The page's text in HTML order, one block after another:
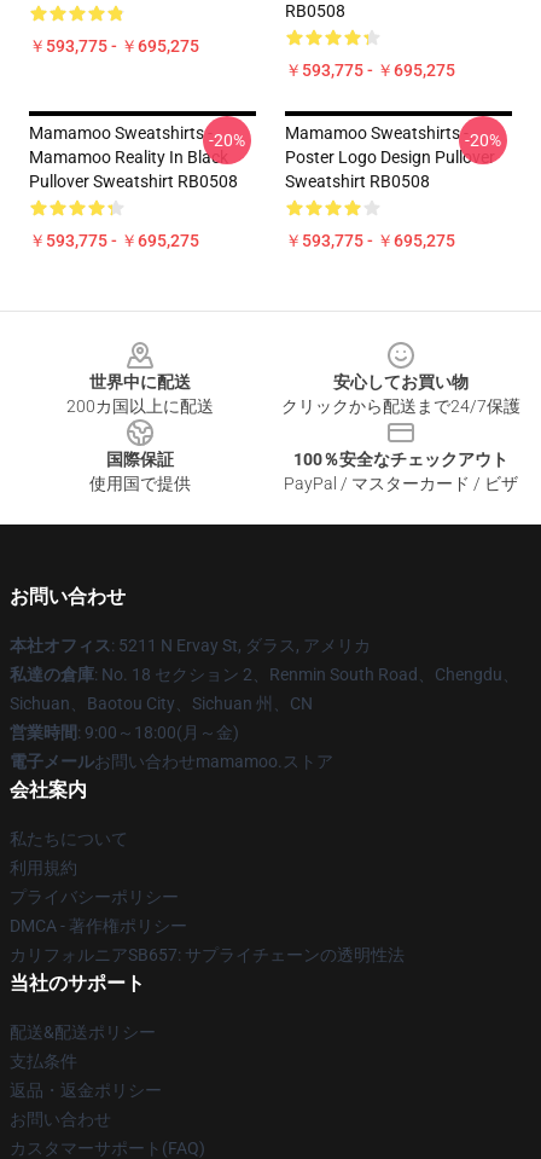
￥593,775 - ￥695,275
RB0508
￥593,775 - ￥695,275
Mamamoo Sweatshirts -
Mamamoo Reality In Black
Pullover Sweatshirt RB0508
￥593,775 - ￥695,275
-20%
Mamamoo Sweatshirts -
Poster Logo Design Pullover
Sweatshirt RB0508
￥593,775 - ￥695,275
-20%
世界中に配送
200カ国以上に配送
安心してお買い物
クリックから配送まで24/7保護
国際保証
使用国で提供
100％安全なチェックアウト
PayPal / マスターカード / ビザ
お問い合わせ
本社オフィス: 5211 N Ervay St, ダラス, アメリカ
私達の倉庫: No. 18 セクション 2、Renmin South Road、Chengdu、
Sichuan、Baotou City、Sichuan 州、CN
営業時間: 9:00～18:00(月～金)
電子メールお問い合わせmamamoo.ストア
会社案内
私たちについて
利用規約
プライバシーポリシー
DMCA - 著作権ポリシー
カリフォルニアSB657: サプライチェーンの透明性法
当社のサポート
配送&配送ポリシー
支払条件
返品・返金ポリシー
お問い合わせ
カスタマーサポート(FAQ)